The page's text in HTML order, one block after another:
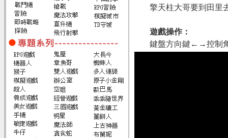
擎天柱大哥要到田里
遊戲操作：
鍵盤方向鍵←→控制